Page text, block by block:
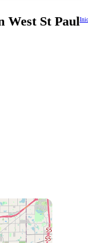
West St Paul